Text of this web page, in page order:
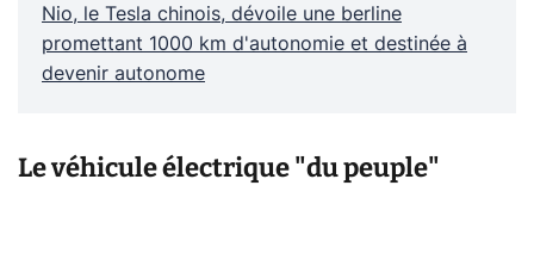
Nio, le Tesla chinois, dévoile une berline
promettant 1000 km d'autonomie et destinée à
devenir autonome
Le véhicule électrique "du peuple"